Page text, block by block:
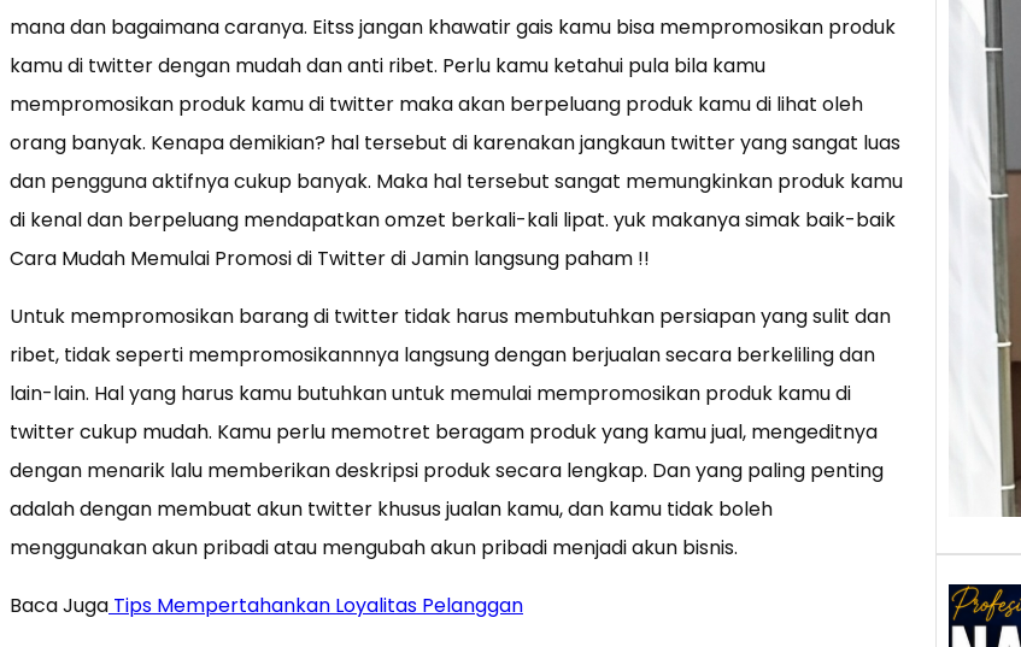
mana dan bagaimana caranya. Eitss jangan khawatir gais kamu bisa mempromosikan produk
kamu di twitter dengan mudah dan anti ribet. Perlu kamu ketahui pula bila kamu
mempromosikan produk kamu di twitter maka akan berpeluang produk kamu di lihat oleh
orang banyak. Kenapa demikian? hal tersebut di karenakan jangkaun twitter yang sangat luas
dan pengguna aktifnya cukup banyak. Maka hal tersebut sangat memungkinkan produk kamu
di kenal dan berpeluang mendapatkan omzet berkali-kali lipat. yuk makanya simak baik-baik
Cara Mudah Memulai Promosi di Twitter di Jamin langsung paham !!
Untuk mempromosikan barang di twitter tidak harus membutuhkan persiapan yang sulit dan
ribet, tidak seperti mempromosikannnya langsung dengan berjualan secara berkeliling dan
lain-lain. Hal yang harus kamu butuhkan untuk memulai mempromosikan produk kamu di
twitter cukup mudah. Kamu perlu memotret beragam produk yang kamu jual, mengeditnya
dengan menarik lalu memberikan deskripsi produk secara lengkap. Dan yang paling penting
adalah dengan membuat akun twitter khusus jualan kamu, dan kamu tidak boleh
menggunakan akun pribadi atau mengubah akun pribadi menjadi akun bisnis.
Baca Juga Tips Mempertahankan Loyalitas Pelanggan